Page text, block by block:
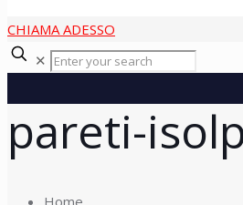
CHIAMA ADESSO
✕
pareti-
Home